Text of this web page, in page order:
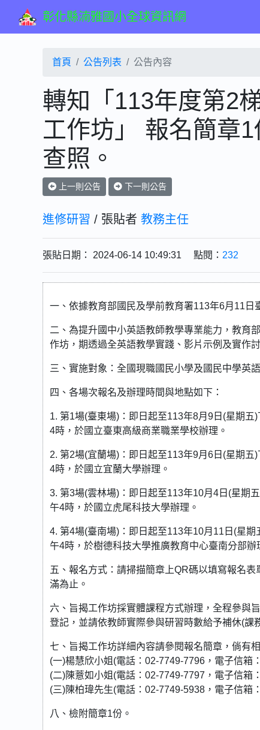
彰化縣湳雅國小全球資訊網
首頁 公告列表 公告內容
轉知「113年度第2
工作坊」 報名簡章
查照。
上一則公告 下一則公告
進修研習 / 張貼者 教務主任
張貼日期： 2024-06-14 10:49:31 點閱： 232
一、依據教育部國民及學前教育署113年6月11日
二、為提升國中小英語教師教學專業能力，教育
作坊，期透過全英語教學實踐、影片示例及實作
三、實施對象：全國現職國民小學及國民中學英
四、各場次報名及辦理時間與地點如下：
1. 第1場(臺東場)：即日起至113年8月9日(星期
4時，於國立臺東高級商業職業學校辦理。
2. 第2場(宜蘭場)：即日起至113年9月6日(星期
4時，於國立宜蘭大學辦理。
3. 第3場(雲林場)：即日起至113年10月4日(星期
午4時，於國立虎尾科技大學辦理。
4. 第4場(臺南場)：即日起至113年10月11日(星
午4時，於樹德科技大學推廣教育中心臺南分部辦
五、報名方式：請掃描簡章上QR碼以填寫報名
滿為止。
六、旨揭工作坊採實體課程方式辦理，全程參與
登記，並請依教師實際參與研習時數給予補休(課
七、旨揭工作坊詳細內容請參閱報名簡章，倘有
(一)楊慧欣小姐(電話：02-7749-7796，電子信箱
(二)陳薏如小姐(電話：02-7749-7797，電子信箱
(三)陳柏瑋先生(電話：02-7749-5938，電子信箱
八、檢附簡章1份。